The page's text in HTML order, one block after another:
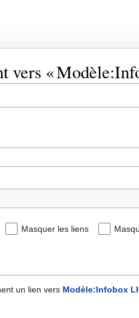
vers «
Masquer les liens
un lien vers Modèle:Infobox